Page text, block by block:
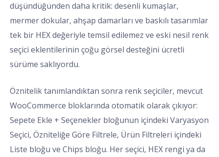
düşündüğünden daha kritik: desenli kumaşlar,
mermer dokular, ahşap damarları ve baskılı tasarımlar
tek bir HEX değeriyle temsil edilemez ve eski nesil renk
seçici eklentilerinin çoğu görsel desteğini ücretli
sürüme saklıyordu.
Öznitelik tanımlandıktan sonra renk seçiciler, mevcut
WooCommerce bloklarında otomatik olarak çıkıyor:
Sepete Ekle + Seçenekler bloğunun içindeki Varyasyon
Seçici, Özniteliğe Göre Filtrele, Ürün Filtreleri içindeki
Liste bloğu ve Chips bloğu. Her seçici, HEX rengi ya da